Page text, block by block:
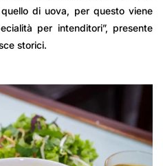
di uova, per questo viene
per intenditori”, presente
storici.